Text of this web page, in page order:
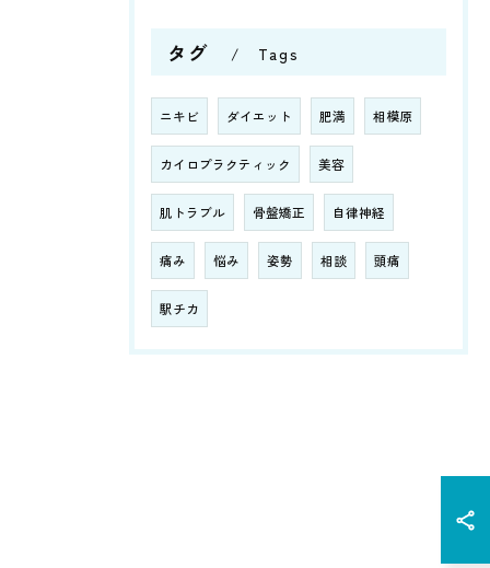
タグ Tags
ニキビ ダイエット 肥満 相模原
カイロプラクティック 美容
肌トラブル 骨盤矯正 自律神経
痛み 悩み 姿勢 相談 頭痛
駅チカ